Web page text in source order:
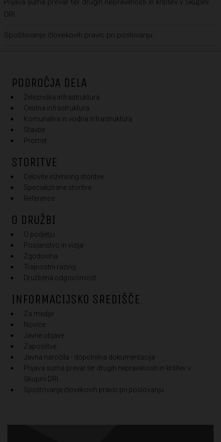
Prijava suma prevar ter drugih nepravilnosti in kršitev v Skupini
DRI
Spoštovanje človekovih pravic pri poslovanju
PODROČJA DELA
Železniška infrastruktura
Cestna infrastruktura
Komunalna in vodna infrastruktura
Stavbe
Promet
STORITVE
Celovite inženiring storitve
Specializirane storitve
Reference
O DRUŽBI
O podjetju
Poslanstvo in vizija
Zgodovina
Trajnostni razvoj
Družbena odgovornost
INFORMACIJSKO SREDIŠČE
Za medije
Novice
Javne objave
Zaposlitve
Javna naročila - dopolnilna dokumentacija
Prijava suma prevar ter drugih nepravilnosti in kršitev v
Skupini DRI
Spoštovanje človekovih pravic pri poslovanju